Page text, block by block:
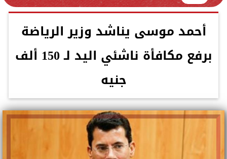
أحمد موسى يناشد وزير الرياضة
برفع مكافأة ناشئي اليد لـ 150 ألف
جنيه